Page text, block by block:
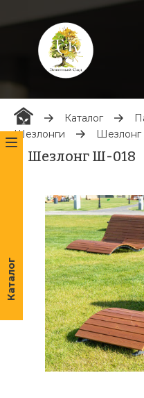
Каталог
Шезлонги
Шезлонг Ш-018
Каталог